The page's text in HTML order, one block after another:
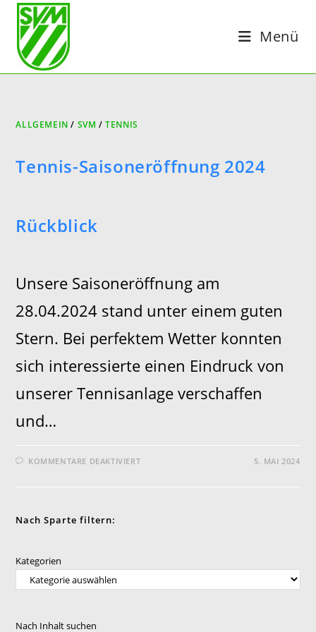
Zum
Inhalt
springen
Menü
ALLGEMEIN / SVM /TENNIS
Tennis-Saisoneröffnung 2024
Rückblick
Unsere Saisoneröffnung am
28.04.2024 stand unter einem guten
Stern. Bei perfektem Wetter konnten
sich interessierte einen Eindruck von
unserer Tennisanlage verschaffen
und…
KOMMENTARE DEAKTIVIERTFÜR 5. MAI 2024
Nach Sparte filtern:
Kategorien
Nach Inhalt suchen